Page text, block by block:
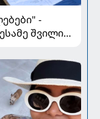
-
შვილის